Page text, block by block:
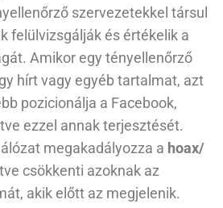
szervezetekkel társul
felülvizsgálják és értékelik a
Amikor egy tényellenőrző
hírt vagy egyéb tartalmat, azt
pozicionálja a Facebook,
ezzel annak terjesztését.
megakadályozza a hoax/
csökkenti azoknak az
akik előtt az megjelenik.